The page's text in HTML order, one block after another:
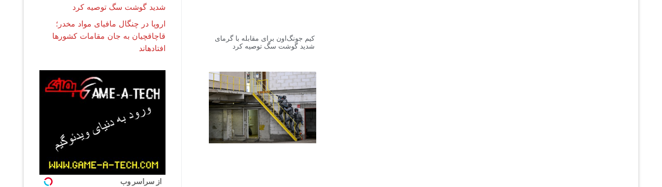
کیم جونگ‌اون برای مقابله با گرمای
شدید گوشت سگ توصیه کرد
شدید گوشت سگ توصیه کرد
اروپا در چنگال مافیای مواد مخدر؛
قاچاقچیان به جان مقامات کشورها
افتادهاند
از سراسر وب